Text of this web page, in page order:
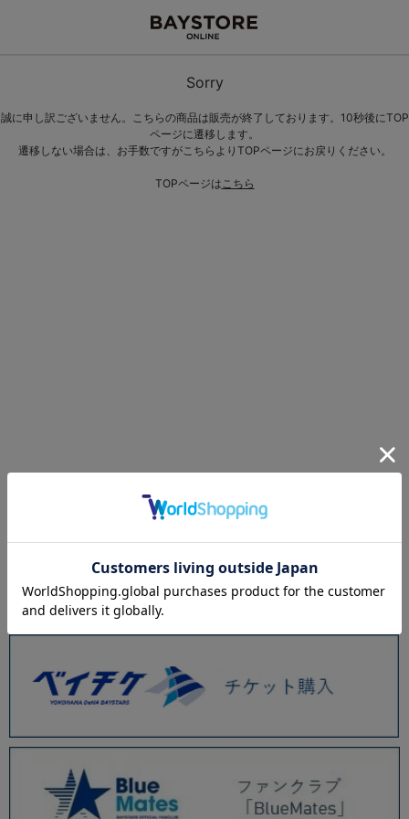
Sorry
誠に申し訳ございません。こちらの商品は販売が終了しております。10秒後にTOP
ページに遷移します。
遷移しない場合は、お手数ですがこちらよりTOPページにお戻りください。
TOPページはこちら